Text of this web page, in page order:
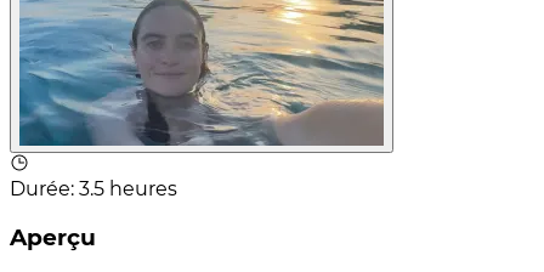
Durée: 3.5 heures
Aperçu